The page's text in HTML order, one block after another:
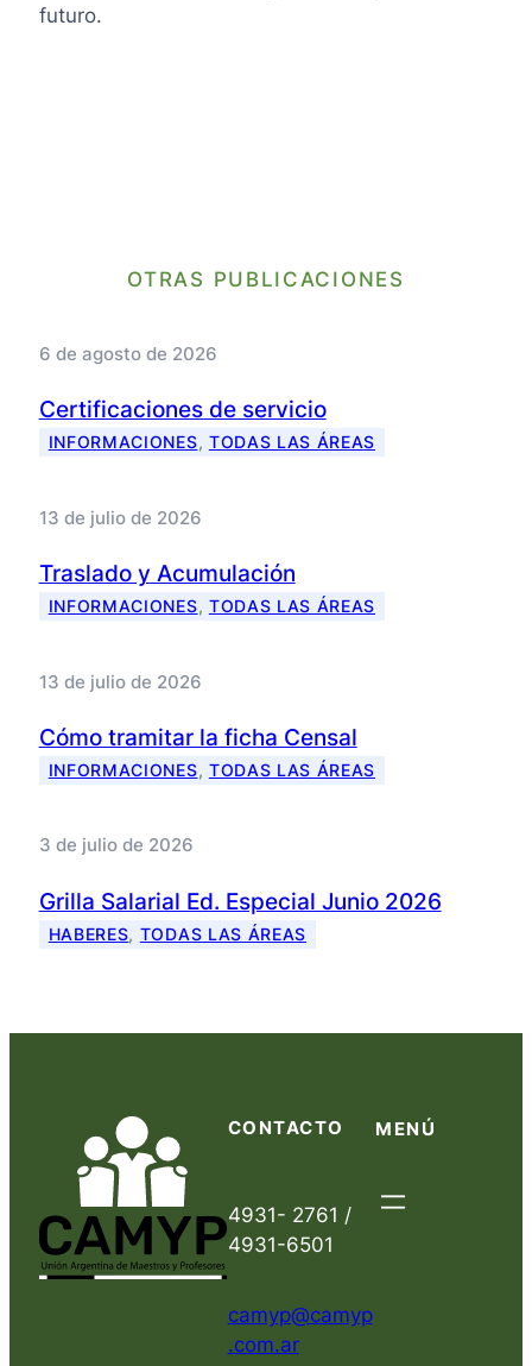
futuro.
OTRAS PUBLICACIONES
6 de agosto de 2026
Certificaciones de servicio
INFORMACIONES, TODAS LAS ÁREAS
13 de julio de 2026
Traslado y Acumulación
INFORMACIONES, TODAS LAS ÁREAS
13 de julio de 2026
Cómo tramitar la ficha Censal
INFORMACIONES, TODAS LAS ÁREAS
3 de julio de 2026
Grilla Salarial Ed. Especial Junio 2026
HABERES, TODAS LAS ÁREAS
CONTACTO
4931- 2761 /
4931-6501
camyp@camyp
.com.ar
MENÚ